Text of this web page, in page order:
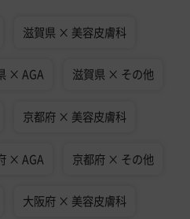
滋賀県 × 美容皮膚科
× AGA 滋賀県 × その他
京都府 × 美容皮膚科
× AGA 京都府 × その他
大阪府 × 美容皮膚科